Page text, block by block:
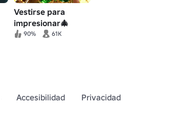
Vestirse para
impresionar🎄
90% 61K
Accesibilidad
Privacidad